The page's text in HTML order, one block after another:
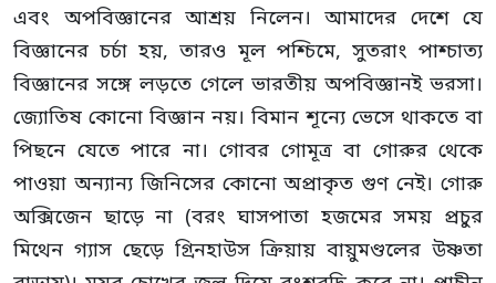
এবং অপবিজ্ঞানের আশ্রয় নিলেন। আমাদের দেশে যে
বিজ্ঞানের চর্চা হয়, তারও মূল পশ্চিমে, সুতরাং পাশ্চাত্য
বিজ্ঞানের সঙ্গে লড়তে গেলে ভারতীয় অপবিজ্ঞানই ভরসা।
জ্যোতিষ কোনো বিজ্ঞান নয়। বিমান শূন্যে ভেসে থাকতে বা
পিছনে যেতে পারে না। গোবর গোমূত্র বা গোরুর থেকে
পাওয়া অন্যান্য জিনিসের কোনো অপ্রাকৃত গুণ নেই। গোরু
অক্সিজেন ছাড়ে না (বরং ঘাসপাতা হজমের সময় প্রচুর
মিথেন গ্যাস ছেড়ে গ্রিনহাউস ক্রিয়ায় বায়ুমণ্ডলের উষ্ণতা